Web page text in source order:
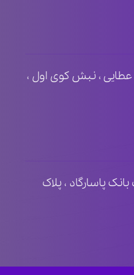
راه عطایی ، نبش کوی اول ،
پاسارگاد ، پلاک